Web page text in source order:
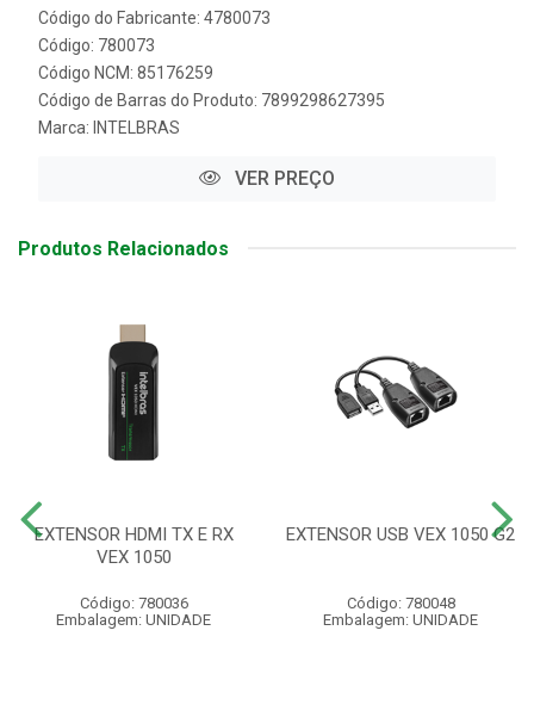
Código do Fabricante: 4780073
Código: 780073
Código NCM: 85176259
Código de Barras do Produto: 7899298627395
Marca: INTELBRAS
VER PREÇO
Produtos Relacionados
EXTENSOR HDMI TX E RX
VEX 1050
Código: 780036
Embalagem: UNIDADE
EXTENSOR USB VEX 1050 G2
Código: 780048
Embalagem: UNIDADE